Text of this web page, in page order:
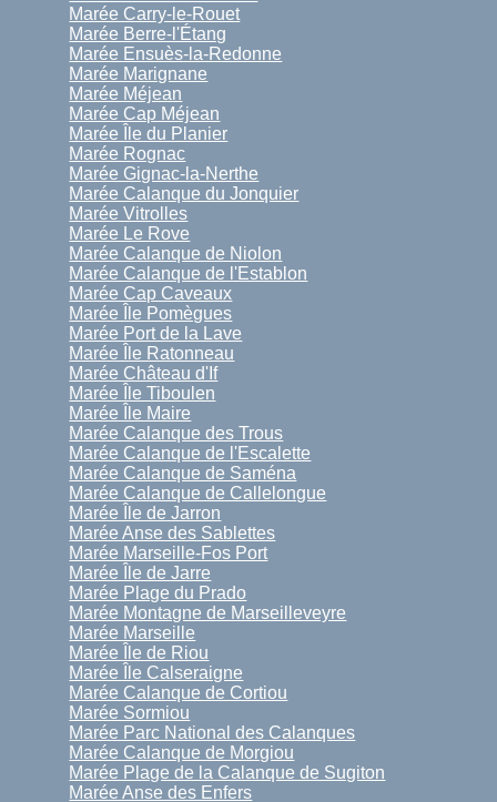
Marée Carry-le-Rouet
Marée Berre-l'Étang
Marée Ensuès-la-Redonne
Marée Marignane
Marée Méjean
Marée Cap Méjean
Marée Île du Planier
Marée Rognac
Marée Gignac-la-Nerthe
Marée Calanque du Jonquier
Marée Vitrolles
Marée Le Rove
Marée Calanque de Niolon
Marée Calanque de l'Establon
Marée Cap Caveaux
Marée Île Pomègues
Marée Port de la Lave
Marée Île Ratonneau
Marée Château d'If
Marée Île Tiboulen
Marée Île Maire
Marée Calanque des Trous
Marée Calanque de l'Escalette
Marée Calanque de Saména
Marée Calanque de Callelongue
Marée Île de Jarron
Marée Anse des Sablettes
Marée Marseille-Fos Port
Marée Île de Jarre
Marée Plage du Prado
Marée Montagne de Marseilleveyre
Marée Marseille
Marée Île de Riou
Marée Île Calseraigne
Marée Calanque de Cortiou
Marée Sormiou
Marée Parc National des Calanques
Marée Calanque de Morgiou
Marée Plage de la Calanque de Sugiton
Marée Anse des Enfers